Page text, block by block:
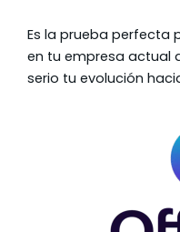
Es la prueba perfecta
en tu empresa actual
serio tu evolución